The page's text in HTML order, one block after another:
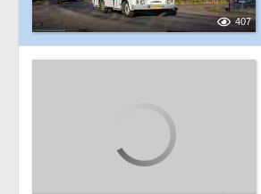
407